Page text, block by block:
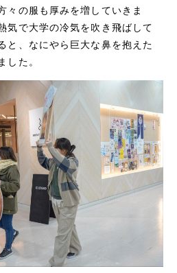
々の服も厚みを増していきま
気で大学の冷気を吹き飛ばして
と、なにやら巨大な鼻を抱えた
た。